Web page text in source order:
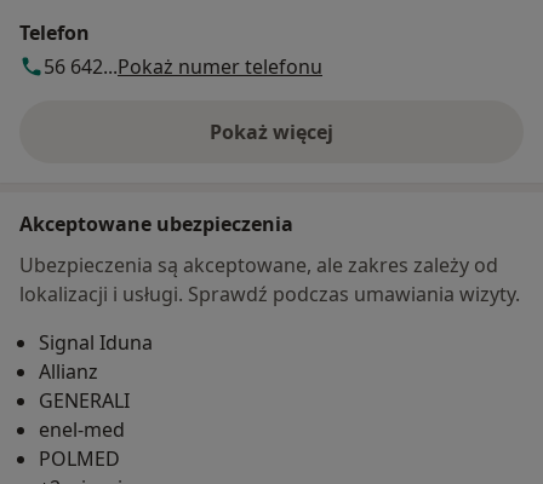
Telefon
56 642...Pokaż numer telefonu
Pokaż więcej
o adresie
Akceptowane ubezpieczenia
Ubezpieczenia są akceptowane, ale zakres zależy od
lokalizacji i usługi. Sprawdź podczas umawiania wizyty.
Signal Iduna
Allianz
GENERALI
enel-med
POLMED